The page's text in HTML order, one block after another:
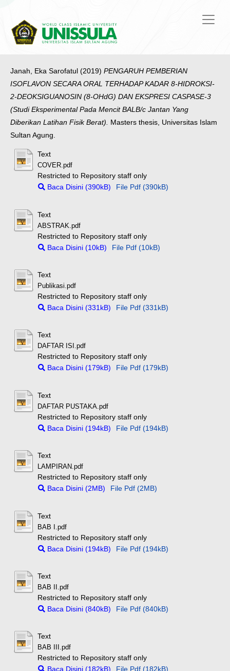
Janah, Eka Sarofatul (2019) PENGARUH PEMBERIAN
ISOFLAVON SECARA ORAL TERHADAP KADAR 8-HIDROKSI-
2-DEOKSIGUANOSIN (8-OHdG) DAN EKSPRESI CASPASE-3
(Studi Eksperimental Pada Mencit BALB/c Jantan Yang
Diberikan Latihan Fisik Berat). Masters thesis, Universitas Islam
Sultan Agung.
Text
COVER.pdf
Restricted to Repository staff only
Baca Disini (390kB)
File Pdf (390kB)
Text
ABSTRAK.pdf
Restricted to Repository staff only
Baca Disini (10kB)
File Pdf (10kB)
Text
Publikasi.pdf
Restricted to Repository staff only
Baca Disini (331kB)
File Pdf (331kB)
Text
DAFTAR ISI.pdf
Restricted to Repository staff only
Baca Disini (179kB)
File Pdf (179kB)
Text
DAFTAR PUSTAKA.pdf
Restricted to Repository staff only
Baca Disini (194kB)
File Pdf (194kB)
Text
LAMPIRAN.pdf
Restricted to Repository staff only
Baca Disini (2MB)
File Pdf (2MB)
Text
BAB I.pdf
Restricted to Repository staff only
Baca Disini (194kB)
File Pdf (194kB)
Text
BAB II.pdf
Restricted to Repository staff only
Baca Disini (840kB)
File Pdf (840kB)
Text
BAB III.pdf
Restricted to Repository staff only
Baca Disini (182kB)
File Pdf (182kB)